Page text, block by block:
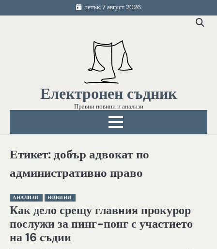
to
петък, 7 август 2026
Електронен съдник
Правни новини и анализи
Етикет:добър адвокат по
административно право
АНАЛИЗИ НОВИНИ
Как дело срещу главния прокурор
послужи за пинг-понг с участието
на 16 съдии